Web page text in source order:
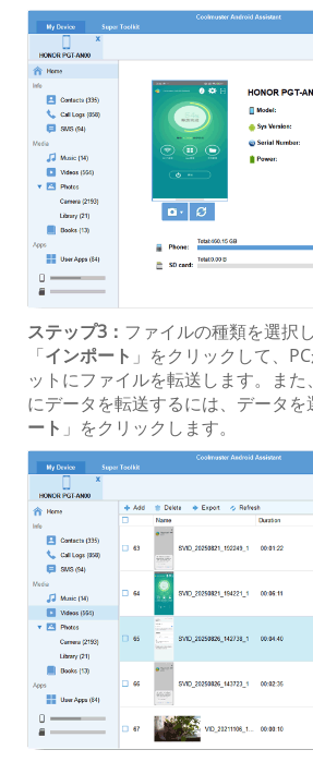
ステップ3： ファイルの種類を選択
「インポート 」をクリックして、
ットにファイルを転送します。ま
にデータを転送するには、データを
ート 」をクリックします。